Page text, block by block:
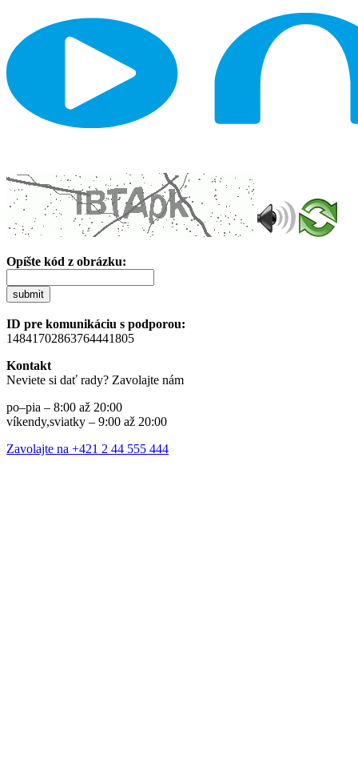
Opíšte kód z obrázku:
submit
ID pre komunikáciu s podporou:
14841702863764441805
Kontakt
Neviete si dať rady? Zavolajte nám
po–pia – 8:00 až 20:00
víkendy,sviatky – 9:00 až 20:00
Zavolajte na +421 2 44 555 444